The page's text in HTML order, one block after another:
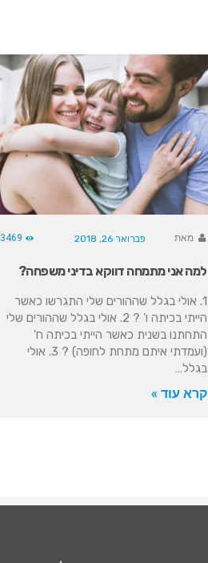
פברואר 26, 2018 מאת 3469
למה אני מתמחה דווקא בדיני משפחה?
1. אולי בגלל שההורים שלי התגרשו כאשר
הייתי בכיתה ו' ? 2. אולי בגלל שההורים שלי
התחתנו בשנית כאשר הייתי בכיתה ח'
(ועמדתי איתם מתחת לחופה) ? 3. אולי
בגלל…
קרא עוד »